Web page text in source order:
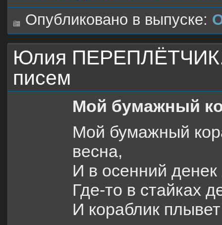
Опубликовано в выпуске:
Юлия ПЕРЕПЛЁТЧИК.
писем
Мой бумажный
Мой бумажный
весна,
И в осенний
Где-то в стайках
И кораблик